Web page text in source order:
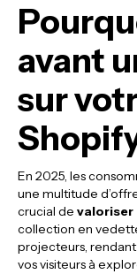
avant
sur
En 2025, les
une multitude
crucial de
collection en
projecteurs,
vos visiteurs à